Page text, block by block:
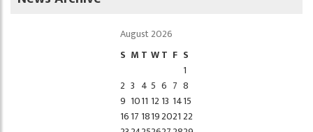
August 2026
S M T WT F S
1
2 3 4 5 6 7 8
9 1011 12 13 1415
1617 1819202122